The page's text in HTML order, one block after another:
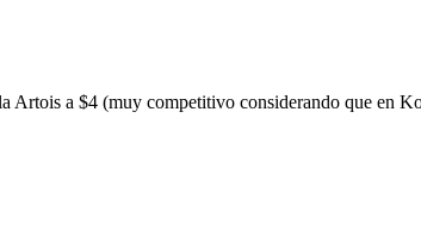
Artois a $4 (muy competitivo considerando que en